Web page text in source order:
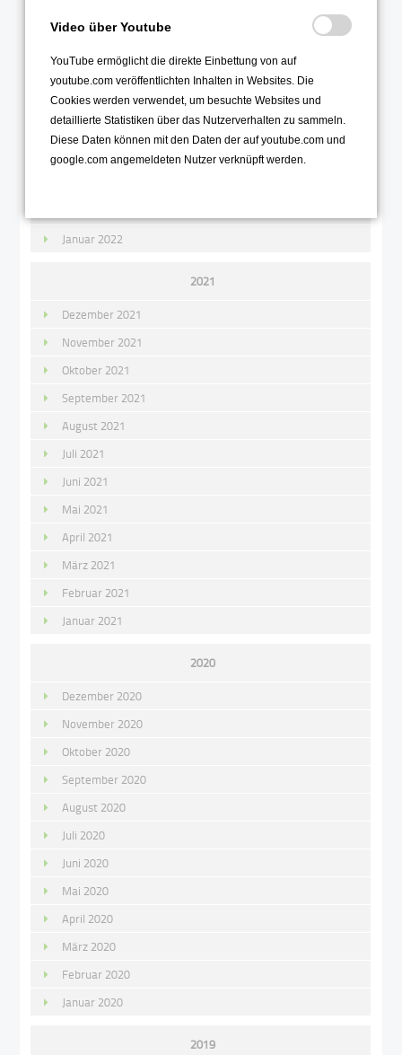
Juni 2022
Mai 2022
April 2022
Januar 2022
2021
Dezember 2021
November 2021
Oktober 2021
September 2021
August 2021
Juli 2021
Juni 2021
Mai 2021
April 2021
März 2021
Februar 2021
Januar 2021
2020
Dezember 2020
November 2020
Oktober 2020
September 2020
August 2020
Juli 2020
Juni 2020
Mai 2020
April 2020
März 2020
Februar 2020
Januar 2020
2019
Video über Youtube
YouTube ermöglicht die direkte Einbettung von auf
youtube.com veröffentlichten Inhalten in Websites. Die
Cookies werden verwendet, um besuchte Websites und
detaillierte Statistiken über das Nutzerverhalten zu sammeln.
Diese Daten können mit den Daten der auf youtube.com und
google.com angemeldeten Nutzer verknüpft werden.